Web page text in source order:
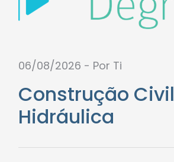
06/08/2026 - Por Ti
Construção Civil
Hidráulica